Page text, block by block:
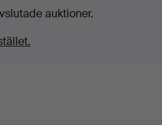
auktioner.